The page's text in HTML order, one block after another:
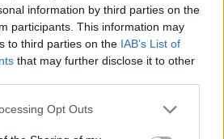
information by third parties on the
participants. This information may
to third parties on the IAB’s List of
that may further disclose it to other
Opt Outs
στο newsletter